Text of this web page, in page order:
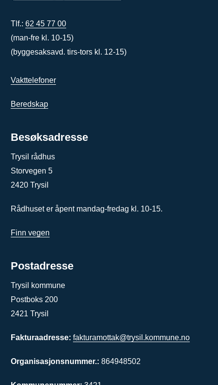
Tlf.:62 45 77 00
(man-fre kl. 10-15)
(byggesaksavd. tirs-tors kl. 12-15)
Vakttelefoner
Beredskap
Besøksadresse
Trysil rådhus
Storvegen 5
2420 Trysil
Rådhuset er åpent mandag-fredag kl. 10-15.
Finn vegen
Postadresse
Trysil kommune
Postboks 200
2421 Trysil
Fakturaadresse:fakturamottak@trysil.kommune.no
Organisasjonsnummer.:864948502